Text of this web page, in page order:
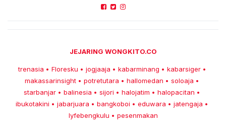
JEJARING WONGKITO.CO
trenasia • Floresku • jogjaaja • kabarminang • kabarsiger •
makassarinsight • potretutara • hallomedan • soloaja •
starbanjar • balinesia • sijori • halojatim • halopacitan •
ibukotakini • jabarjuara • bangkoboi • eduwara • jatengaja •
lyfebengkulu • pesenmakan